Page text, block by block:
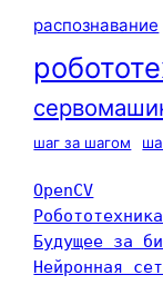
распознавание
шаг за шагом
OpenCV
Робототехника
Будущее за
Нейронная